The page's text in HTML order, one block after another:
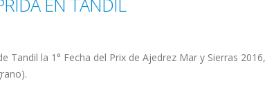
EN TANDIL
Tandil la 1° Fecha del Prix de Ajedrez Mar y Sierras 2016,